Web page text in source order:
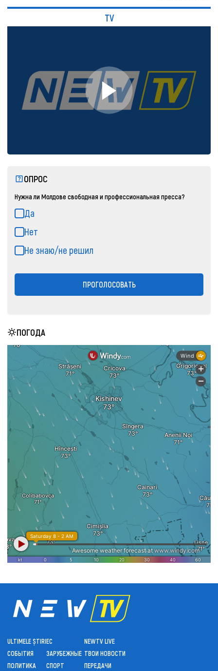
TV
ОПРОС
Нужна ли Молдове свободная и профессиональная пресса?
Да
Нет
Не знаю/не решил
ПРОГОЛОСОВАТЬ
ПОГОДА
ULTIMELE ȘTIRI
СОБЫТИЯ
ПОЛИТИКА
ЕС
ЗАРУБЕЖНЫЕ
СПОРТ
NEWTV LIVE
ТВОИ НОВОСТИ
ПЕРЕДАЧИ